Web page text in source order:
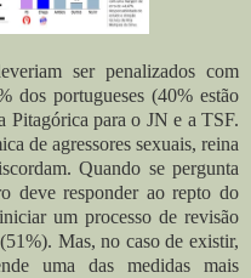
ser penalizados com
dos portugueses (40% estão
Pitagórica para o JN e a TSF.
de agressores sexuais, reina
Quando se pergunta
deve responder ao repto do
um processo de revisão
Mas, no caso de existir,
uma das medidas mais